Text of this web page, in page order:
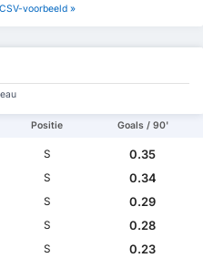
voorbeeld »
Positie Goals / 90'
S
0.35
S
0.34
S
0.29
S
0.28
S
0.23